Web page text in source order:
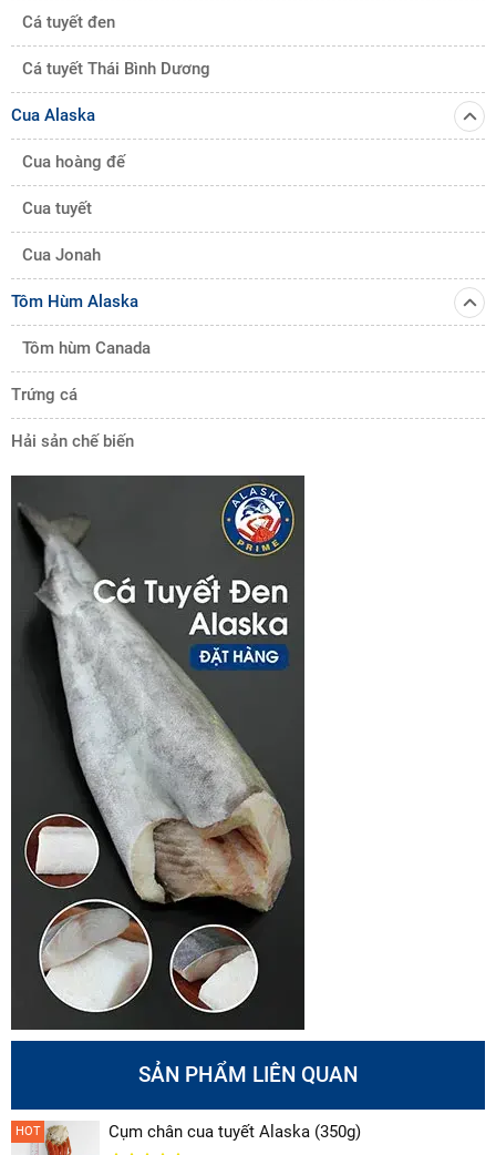
Cá tuyết đen
Cá tuyết Thái Bình Dương
Cua Alaska
Cua hoàng đế
Cua tuyết
Cua Jonah
Tôm Hùm Alaska
Tôm hùm Canada
Trứng cá
Hải sản chế biến
SẢN PHẨM LIÊN QUAN
HOT Cụm chân cua tuyết Alaska (350g)